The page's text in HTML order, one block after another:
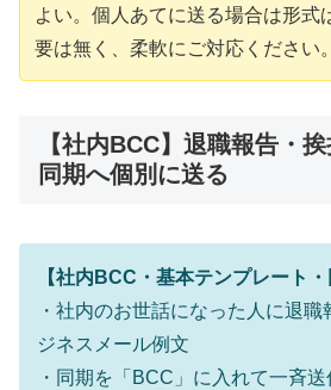
よい。個人あてに送る場合は形式
要は無く、柔軟にご対応ください。
【社内BCC】退職報告・
同期へ個別に送る
【社内BCC・基本テンプレート・
・社内のお世話になった人に退
ジネスメール例文
・同期を「BCC」に入れて一斉送